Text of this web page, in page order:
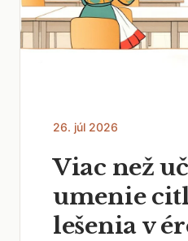
26. júl 2026
Viac než
umenie
lešenia v